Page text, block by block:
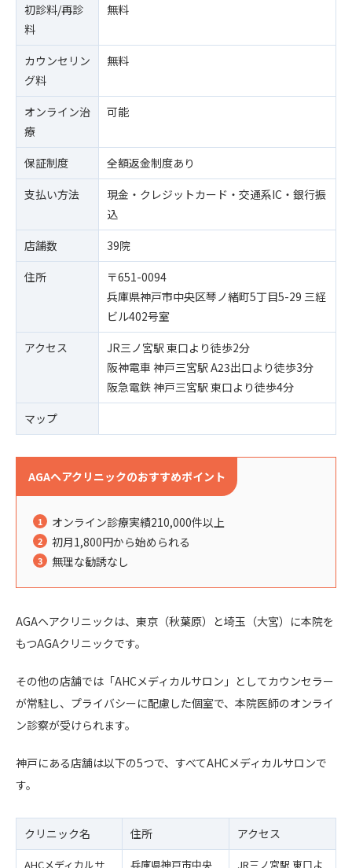
初診料/再診
料
無料
カウンセリン
グ料
無料
オンライン治
療
可能
保証制度
全額返金制度あり
支払い方法
現金・クレジットカード・交通系IC・銀行振
込
店舗数
39院
住所
〒651-0094
兵庫県神戸市中央区琴ノ緒町5丁目5-29 三経
ビル402号室
アクセス
JR三ノ宮駅 東口より徒歩2分
阪神電車 神戸三宮駅 A23出口より徒歩3分
阪急電鉄 神戸三宮駅 東口より徒歩4分
マップ
AGAヘアクリニックのおすすめポイント
オンライン診療実績210,000件以上
初月1,800円から始められる
無理な勧誘なし
AGAヘアクリニックは、東京（秋葉原）と埼玉（大宮）に本院を
もつAGAクリニックです。
その他の店舗では「AHCメディカルサロン」としてカウンセラー
が常駐し、プライバシーに配慮した個室で、本院医師のオンライ
ン診察が受けられます。
神戸にある店舗は以下の5つで、すべてAHCメディカルサロンで
す。
クリニック名 住所 アクセス
AHCメディカルサ 兵庫県神戸市中央 JR三ノ宮駅 東口よ